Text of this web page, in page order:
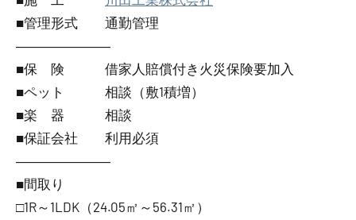
■管理形式 通勤管理
―――――――
■保 険 借家人賠償付き火災保険要加入
■ペット 相談（敷1積増）
■楽 器 相談
■保証会社 利用必須
―――――――
■間取り
□1R～1LDK（24.05㎡～56.31㎡）